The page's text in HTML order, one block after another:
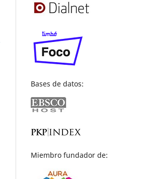
Bases de datos:
Miembro fundador de: